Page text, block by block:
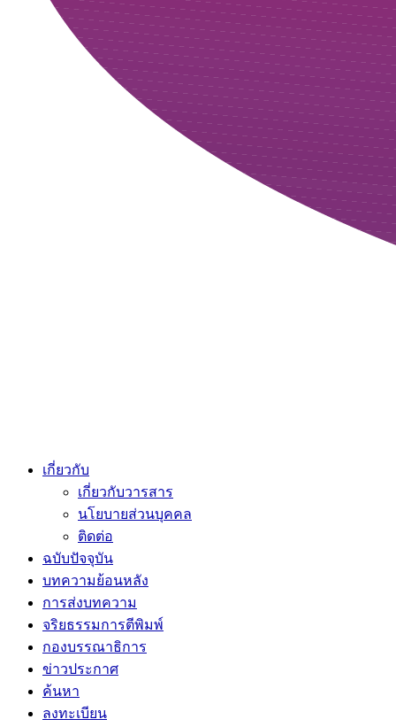
เกี่ยวกับ
เกี่ยวกับวารสาร
นโยบายส่วนบุคคล
ติดต่อ
ฉบับปัจจุบัน
บทความย้อนหลัง
การส่งบทความ
จริยธรรมการตีพิมพ์
กองบรรณาธิการ
ข่าวประกาศ
ค้นหา
ลงทะเบียน